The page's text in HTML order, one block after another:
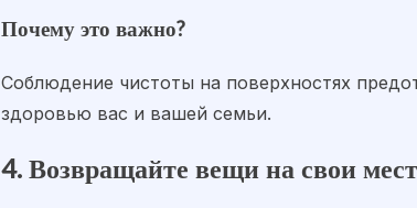
Почему это важно?
Соблюдение чистоты на поверхностях
здоровью вас и вашей семьи.
4. Возвращайте вещи на свои